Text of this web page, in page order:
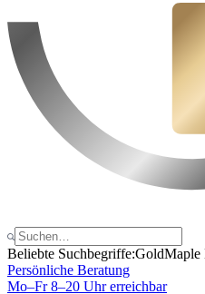
Beliebte Suchbegriffe:GoldMaple
Persönliche Beratung
Mo–Fr 8–20 Uhr erreichbar